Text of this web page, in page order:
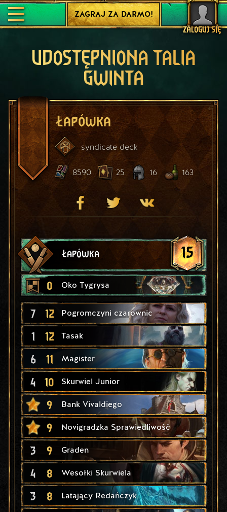
ZALOGUJ SIĘ
ZAGRAJ ZA DARMO!
UDOSTĘPNIONA TALIA
GWINTA
Łapówka
syndicate deck
8590 25 16 163
Łapówka 15
0 Oko Tygrysa
7 12 Pogromczyni czarownic
1 12 Tasak
6 11 Magister
4 10 Skurwiel Junior
9 Bank Vivaldiego
9 Novigradzka Sprawiedliwość
3 9 Graden
4 8 Wesołki Skurwiela
3 8 Latający Redańczyk